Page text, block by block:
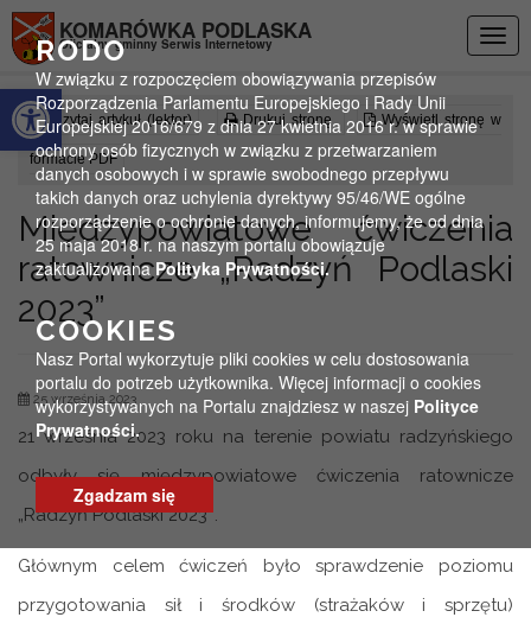
Otwórz pasek narzędzi
KOMARÓWKA PODLASKA
Oficjalny gminny Serwis Internetowy
Czytaj artykuł (lektor) Drukuj stronę Wyświetl stronę w
formacie PDF
Międzypowiatowe ćwiczenia
ratownicze „Radzyń Podlaski
2023”
25 września 2023
21 września 2023 roku na terenie powiatu radzyńskiego
odbyły się międzypowiatowe ćwiczenia ratownicze
„Radzyń Podlaski 2023″.
Głównym celem ćwiczeń było sprawdzenie poziomu
przygotowania sił i środków (strażaków i sprzętu)
RODO
W związku z rozpoczęciem obowiązywania przepisów
Rozporządzenia Parlamentu Europejskiego i Rady Unii
Europejskiej 2016/679 z dnia 27 kwietnia 2016 r. w sprawie
ochrony osób fizycznych w związku z przetwarzaniem
danych osobowych i w sprawie swobodnego przepływu
takich danych oraz uchylenia dyrektywy 95/46/WE ogólne
rozporządzenie o ochronie danych, informujemy, że od dnia
25 maja 2018 r. na naszym portalu obowiązuje
zaktualizowanaPolityka Prywatności.
COOKIES
Nasz Portal wykorzytuje pliki cookies w celu dostosowania
portalu do potrzeb użytkownika. Więcej informacji o cookies
wykorzystywanych na Portalu znajdziesz w naszej Polityce
Prywatności.
Zgadzam się